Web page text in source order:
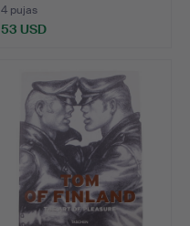
4 pujas
53 USD